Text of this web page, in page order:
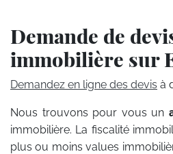
Demande de
immobilière sur
Demandez en ligne des devis à
Nous trouvons pour vous un
immobilière. La fiscalité
plus ou moins values